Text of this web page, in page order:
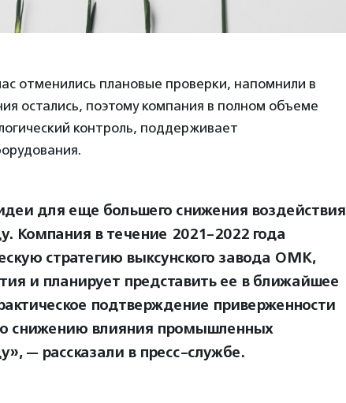
отменились плановые проверки, напомнили в
остались, поэтому компания в полном объеме
контроль, поддерживает
для еще большего снижения воздействия
Компания в течение 2021-2022 года
стратегию выксунского завода ОМК,
и планирует представить ее в ближайшее
подтверждение приверженности
снижению влияния промышленных
— рассказали в пресс-службе.